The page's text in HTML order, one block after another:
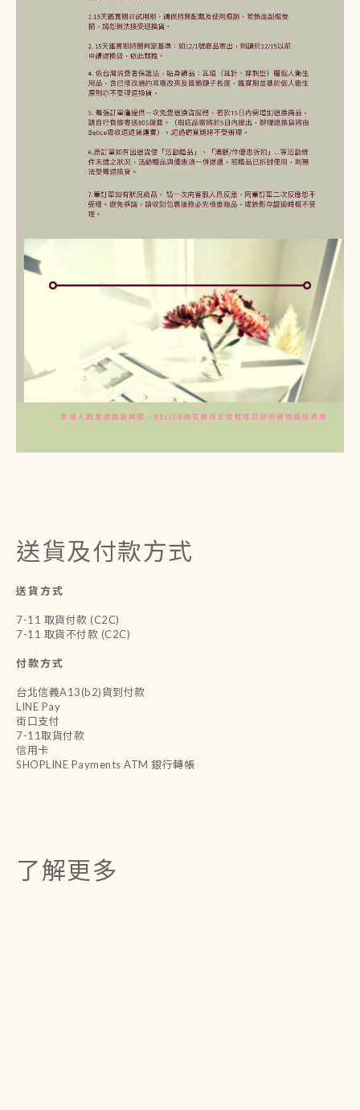
送貨及付款方式
送貨方式
7-11 取貨付款 (C2C)
7-11 取貨不付款 (C2C)
付款方式
台北信義A13(b2)貨到付款
LINE Pay
街口支付
7-11取貨付款
信用卡
SHOPLINE Payments ATM 銀行轉帳
了解更多